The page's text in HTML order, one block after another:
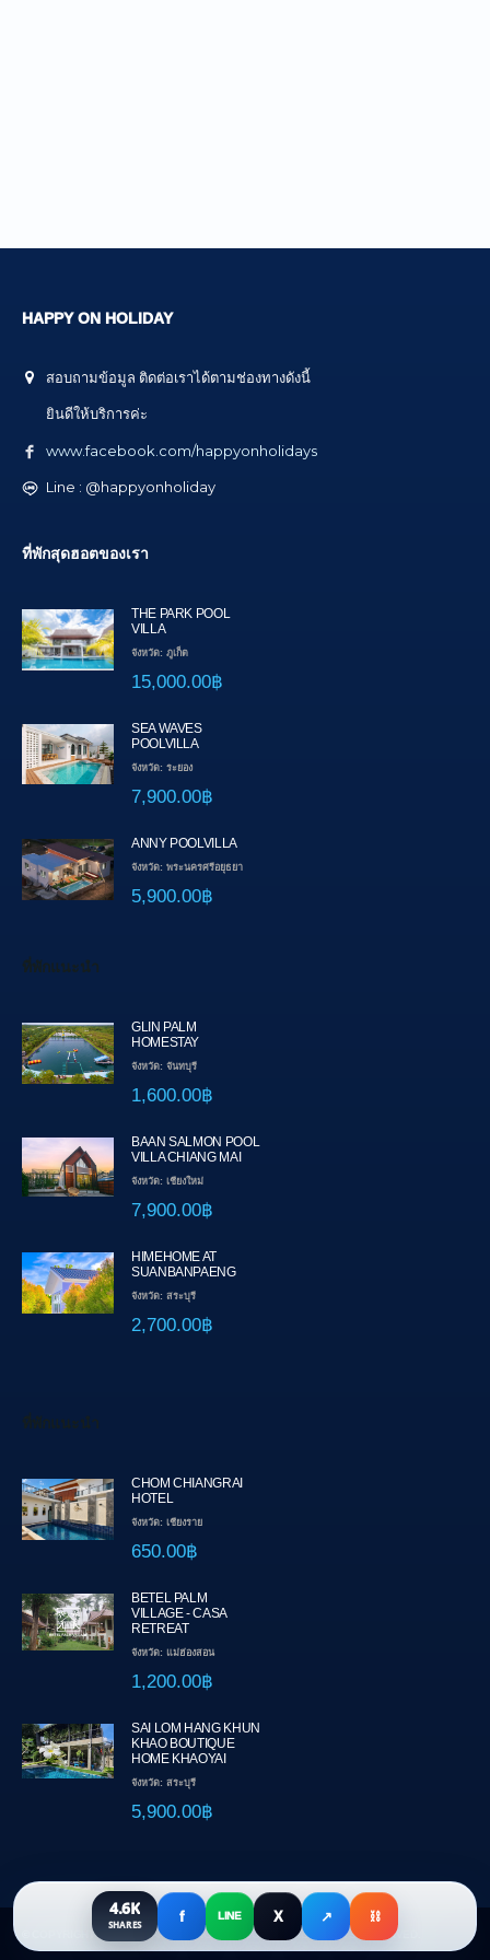
4.6K
SHARES
f LINE X ↗ ⛓
HAPPY ON HOLIDAY
สอบถามข้อมูล ติดต่อเราได้ตามช่องทางดังนี้
ยินดีให้บริการค่ะ
www.facebook.com/happyonholidays
Line : @happyonholiday
ที่พักสุดฮอตของเรา
THE PARK POOL
VILLA
จังหวัด: ภูเก็ต
15,000.00฿
SEA WAVES
POOLVILLA
จังหวัด: ระยอง
7,900.00฿
ANNY POOLVILLA
จังหวัด: พระนครศรีอยุธยา
5,900.00฿
ที่พักแนะนำ
GLIN PALM
HOMESTAY
จังหวัด: จันทบุรี
1,600.00฿
BAAN SALMON POOL
VILLA CHIANG MAI
จังหวัด: เชียงใหม่
7,900.00฿
HIMEHOME AT
SUANBANPAENG
จังหวัด: สระบุรี
2,700.00฿
ที่พักแนะนำ
CHOM CHIANGRAI
HOTEL
จังหวัด: เชียงราย
650.00฿
BETEL PALM
VILLAGE - CASA
RETREAT
จังหวัด: แม่ฮ่องสอน
1,200.00฿
SAI LOM HANG KHUN
KHAO BOUTIQUE
HOME KHAOYAI
จังหวัด: สระบุรี
5,900.00฿
© COPYRIGHT 2018 BY HAPPYONHOLIDAY CO., LTD. ALL RIGHTS RESERVED.